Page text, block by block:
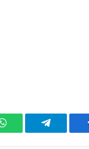
WhatsAppTelegram